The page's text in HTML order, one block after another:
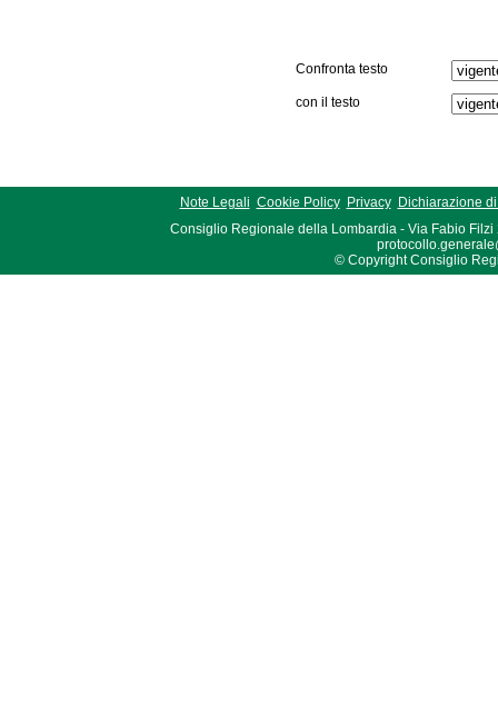
Confronta testo
con il testo
Note Legali Cookie Policy Privacy
Dichiarazione
Consiglio Regionale della Lombardia - Via Fabio Filzi
© Copyright Consiglio